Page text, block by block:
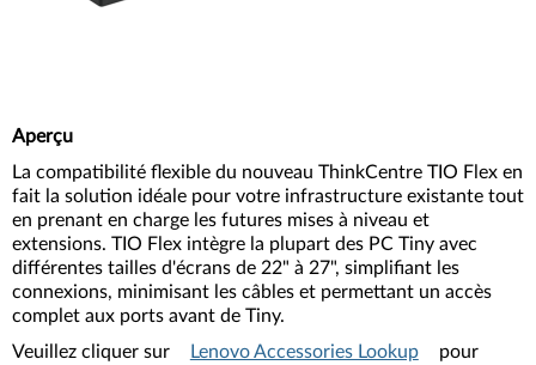
Aperçu
La compatibilité flexible du nouveau ThinkCentre TIO Flex en
fait la solution idéale pour votre infrastructure existante tout
en prenant en charge les futures mises à niveau et
extensions. TIO Flex intègre la plupart des PC Tiny avec
différentes tailles d'écrans de 22" à 27", simplifiant les
connexions, minimisant les câbles et permettant un accès
complet aux ports avant de Tiny.
Veuillez cliquer sur
Lenovo Accessories Lookup
pour